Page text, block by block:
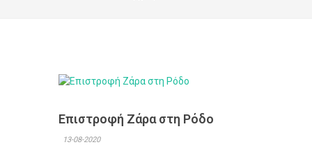
Επιστροφή Ζάρα στη Ρόδο
13-08-2020